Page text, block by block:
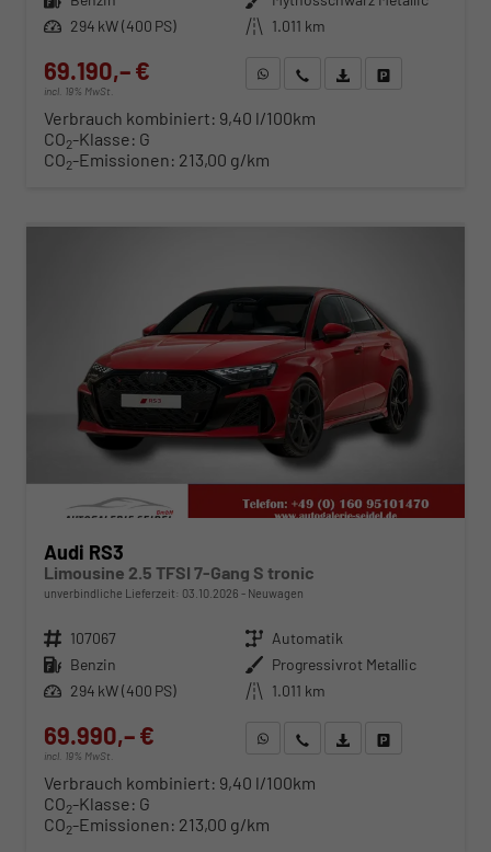
Leistung 294 kW (400 PS) Kilometerstand 1.011 km
69.190,– €
incl. 19% MwSt.
WhatsApp anfragen
Wir rufen Sie anFahrzeugexposé (PDF)
Verbrauch kombiniert: 9,40 l/100km
CO2-Klasse: G
CO2-Emissionen: 213,00 g/km
Audi RS3
Limousine 2.5 TFSI 7-Gang S tronic
unverbindliche Lieferzeit: 03.10.2026 Neuwagen
Fahrzeugnr. 107067 Getriebe Automatik
Kraftstoff Benzin Außenfarbe Progressivrot Metallic
Leistung 294 kW (400 PS) Kilometerstand 1.011 km
69.990,– €
incl. 19% MwSt.
WhatsApp anfragen
Wir rufen Sie anFahrzeugexposé (PDF)
Verbrauch kombiniert: 9,40 l/100km
CO2-Klasse: G
CO2-Emissionen: 213,00 g/km